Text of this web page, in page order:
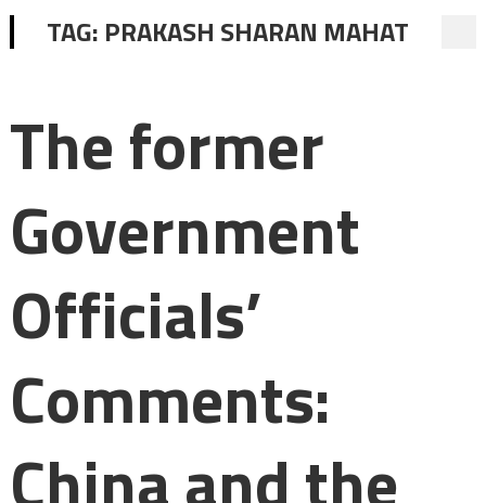
TAG: PRAKASH SHARAN MAHAT
The former
Government
Officials’
Comments:
China and the